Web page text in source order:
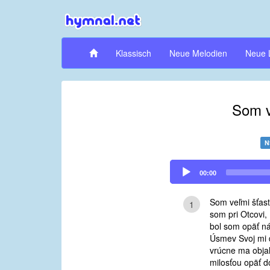
Klassisch Neue Melodien Neue
Som
Audio
Player
00:00
1
Som veľmi
som pri Otcovi,
bol som opäť
Úsmev Svoj mi
vrúcne ma
milosťou opäť